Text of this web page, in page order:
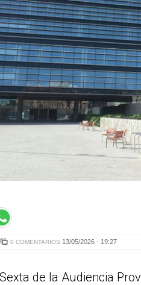
0 COMENTARIOS 13/05/2026 - 19:27
de la Audiencia